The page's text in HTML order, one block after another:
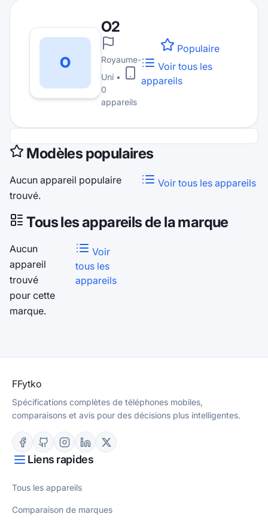
O
O2
Royaume-
Uni •
0
appareils
Populaire
Voir tous les
appareils
Modèles populaires
Aucun appareil populaire
trouvé.
Voir tous les appareils
Tous les appareils de la marque
Aucun
appareil
trouvé
pour cette
marque.
Voir
tous les
appareils
FFytko
Spécifications complètes de téléphones mobiles,
comparaisons et avis pour des décisions plus intelligentes.
Liens rapides
Tous les appareils
Comparaison de marques